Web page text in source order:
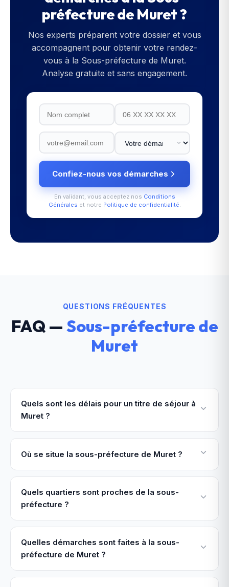
préfecture de Muret?
Nos experts préparent votre dossier et vous
accompagnent pour obtenir votre rendez-
vous à la Sous-préfecture de Muret.
Analyse gratuite et sans engagement.
Confiez-nous vos démarches
En validant, vous acceptez nos Conditions
Générales et notre Politique de confidentialité.
QUESTIONS FRÉQUENTES
FAQ — Sous-préfecture de
Muret
Quels sont les délais pour un titre de séjour à
Muret ?
Où se situe la sous-préfecture de Muret ?
Quels quartiers sont proches de la sous-
préfecture ?
Quelles démarches sont faites à la sous-
préfecture de Muret ?